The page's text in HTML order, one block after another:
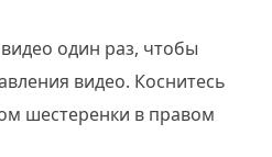
один раз, чтобы
видео. Коснитесь
шестеренки в правом